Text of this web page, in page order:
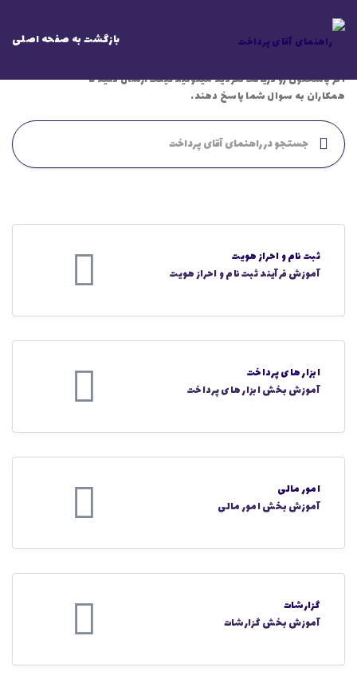
بازگشت به صفحه اصلی آیا پاسخ سوالتون رو پیدا
نکردید؟
اگر پاسختون رو دریافت نکردید میتونید تیکت ارسال کنید تا
همکاران به سوال شما پاسخ دهند.
ثبت نام و احراز هویت
آموزش فرآیند ثبت نام و احراز هویت
ابزار های پرداخت
آموزش بخش ابزار های پرداخت
امور مالی
آموزش بخش امور مالی
گزارشات
آموزش بخش گزارشات